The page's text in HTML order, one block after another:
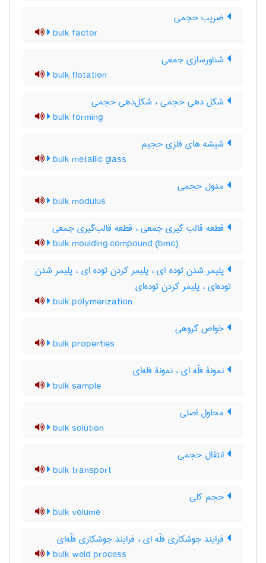
ضریب حجمی
bulk factor
شناورسازی جمعی
bulk flotation
شکل دهی حجمی ، شکل‌دهی حجمی
bulk forming
شیشه های فلزی حجیم
bulk metallic glass
مدول حجمی
bulk modulus
قطعه قالب گیری جمعی ، قطعه قالب‌گیری جمعی
bulk moulding compound (bmc)
پلیمر شدن توده ای ، پلیمر کردن توده ای ، پلیمر شدن
توده‌ای ، پلیمر کردن توده‌ای
bulk polymerization
خواص گروهی
bulk properties
نمونۀ فلّه ای ، نمونۀ فله‌ای
bulk sample
محلول اصلی
bulk solution
انتقال حجمی
bulk transport
حجم کلی
bulk volume
فرایند جوشکاری فلّه ای ، فرایند جوشکاری فلّه‌ای
bulk weld process